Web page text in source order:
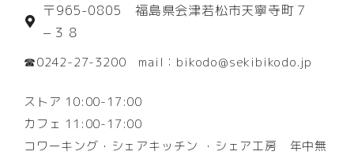
〒965-0805 福島県会津若松市天寧寺町７
−３８
☎0242-27-3200 mail：bikodo@sekibikodo.jp
ストア 10:00-17:00
カフェ 11:00-17:00
コワーキング・シェアキッチン ・シェア工房 年中無